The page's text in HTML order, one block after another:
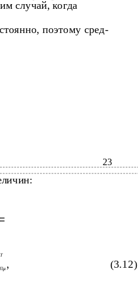
случай, когда
поэтому сред-
23
Т
Пµ, (3.12)